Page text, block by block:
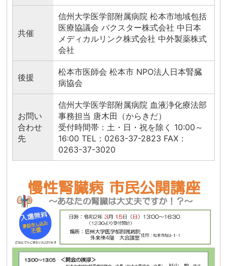
共催
信州大学医学部附属病院 松本市地域包括
医療協議会 バクスター株式会社 中日本
メディカルリンク株式会社 中外製薬株式
会社
後援
松本市医師会 松本市 NPO法人日本腎臓
病協会
お問い
合わせ
先
信州大学医学部附属病院 血液浄化療法部
事務担当 唐木田（からきだ）
受付時間帯：土・日・祝を除く 10:00～
16:00 TEL：0263-37-2823 FAX：
0263-37-3020